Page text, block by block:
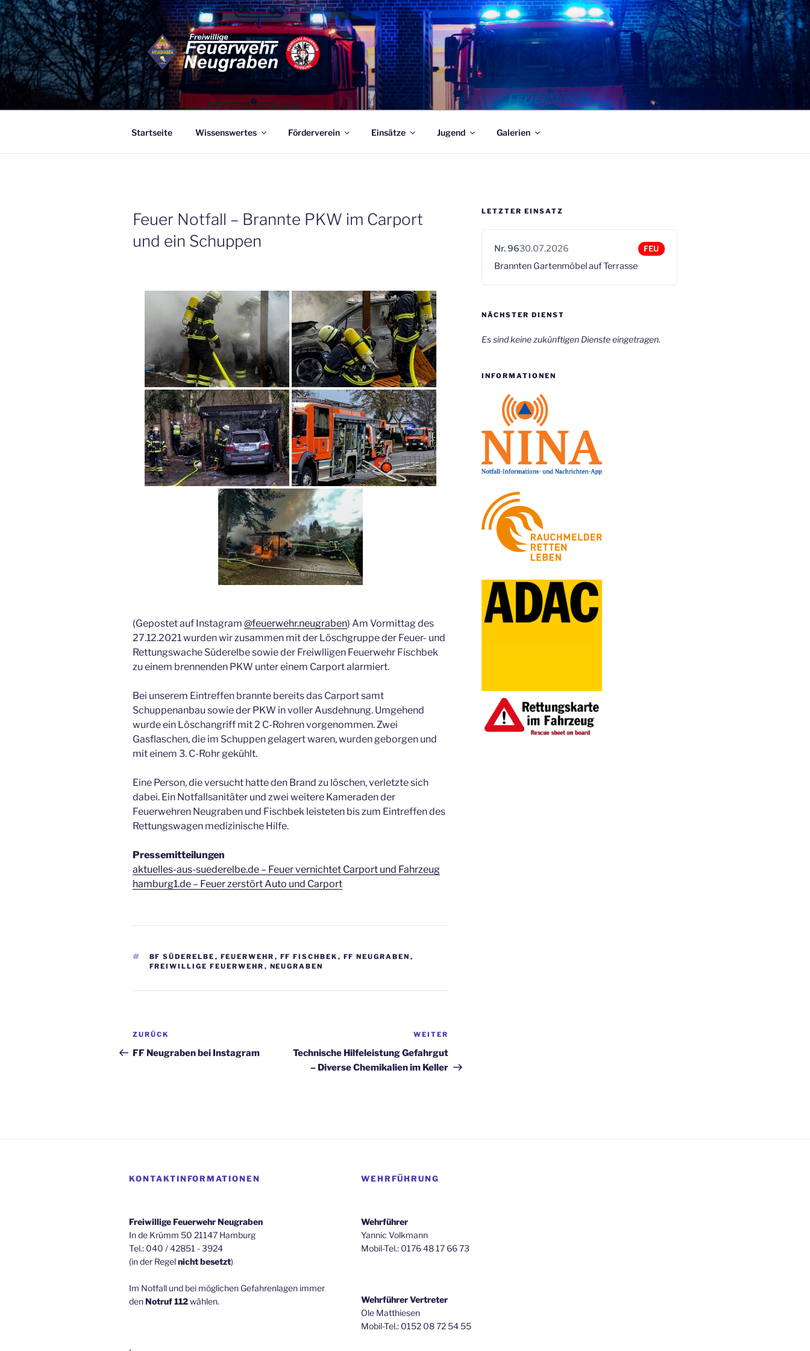
Zum
Inhalt
springen
FF NEUGRABEN
Eine von 86 Freiwilligen Feuerwehren Hamburgs – 365 Tage, 24 Stunden für Sie Einsatzbereit
Startseite Wissenswertes Förderverein Einsätze Jugend Galerien
VERÖFFENTLICHT
AM
Feuer Notfall – Brannte PKW im Carport
und ein Schuppen
(Gepostet auf Instagram @feuerwehr.neugraben) Am Vormittag des
27.12.2021 wurden wir zusammen mit der Löschgruppe der Feuer- und
Rettungswache Süderelbe sowie der Freiwlligen Feuerwehr Fischbek
zu einem brennenden PKW unter einem Carport alarmiert.
Bei unserem Eintreffen brannte bereits das Carport samt
Schuppenanbau sowie der PKW in voller Ausdehnung. Umgehend
wurde ein Löschangriff mit 2 C-Rohren vorgenommen. Zwei
Gasflaschen, die im Schuppen gelagert waren, wurden geborgen und
mit einem 3. C-Rohr gekühlt.
Eine Person, die versucht hatte den Brand zu löschen, verletzte sich
dabei. Ein Notfallsanitäter und zwei weitere Kameraden der
Feuerwehren Neugraben und Fischbek leisteten bis zum Eintreffen des
Rettungswagen medizinische Hilfe.
Pressemitteilungen
aktuelles-aus-suederelbe.de – Feuer vernichtet Carport und Fahrzeug
hamburg1.de – Feuer zerstört Auto und Carport
SCHLAGWÖRTER
BF SÜDERELBE , FEUERWEHR , FF FISCHBEK , FF NEUGRABEN ,
FREIWILLIGE FEUERWEHR , NEUGRABEN
Beitragsnavigation
Vorheriger
Beitrag
ZURÜCK
FF Neugraben bei Instagram
Beitrag
WEITER
Technische Hilfeleistung Gefahrgut
– Diverse Chemikalien im Keller
LETZTER EINSATZ
Nr. 9630.07.2026 FEU
Brannten Gartenmöbel auf Terrasse
NÄCHSTER DIENST
Es sind keine zukünftigen Dienste eingetragen.
INFORMATIONEN
KONTAKTINFORMATIONEN
Freiwillige Feuerwehr Neugraben
In de Krümm 50 21147 Hamburg
Tel.: 040 / 42851 - 3924
(in der Regelnicht besetzt)
Im Notfall und bei möglichen Gefahrenlagen immer
denNotruf 112wählen.
WEHRFÜHRUNG
Wehrführer
Yannic Volkmann
Mobil-Tel.: 0176 48 17 66 73
Wehrführer Vertreter
Ole Matthiesen
Mobil-Tel.: 0152 08 72 54 55